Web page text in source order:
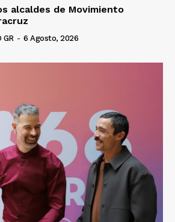
alcaldes de Movimiento
GR - 6 Agosto, 2026